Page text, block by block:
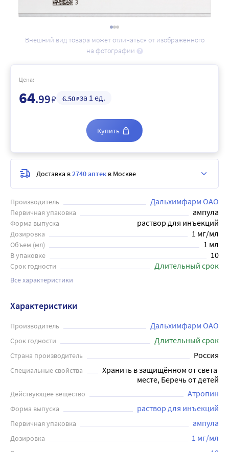
Внешний вид товара может отличаться от изображённого
на фотографии
Производитель Дальхимфарм ОАО
Первичная упаковка ампула
Форма выпуска раствор для инъекций
Дозировка 1 мг/мл
Объем (мл) 1 мл
В упаковке 10
Срок годности Длительный срок
Все характеристики
Цена:
64.99₽ 6.50₽за 1 ед.
Купить
Доставка в2740 аптек в Москве
Характеристики
Производитель Дальхимфарм ОАО
Срок годности Длительный срок
Страна производитель Россия
Специальные свойства
Хранить в защищённом от света
месте, Беречь от детей
Действующее вещество Атропин
Форма выпуска раствор для инъекций
Первичная упаковка ампула
Дозировка 1 мг/мл